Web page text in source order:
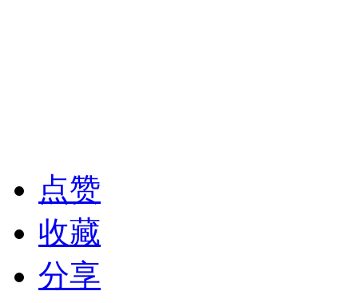
点赞
收藏
分享